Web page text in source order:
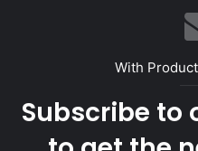
With
Subscribe to